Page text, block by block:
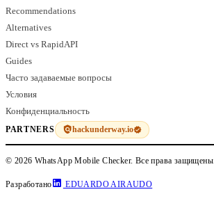
Recommendations
Alternatives
Direct vs RapidAPI
Guides
Часто задаваемые вопросы
Условия
Конфиденциальность
PARTNERS hackunderway.io
© 2026 WhatsApp Mobile Checker. Все права защищены.
Разработано EDUARDO AIRAUDO